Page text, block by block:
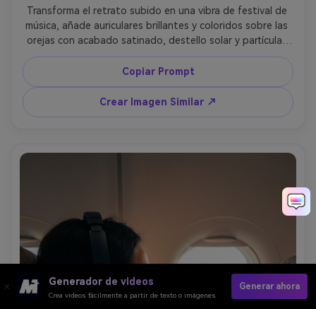
Transforma el retrato subido en una vibra de festival de
música, añade auriculares brillantes y coloridos sobre las
orejas con acabado satinado, destello solar y partículas
de polvo en contraluz, público y luces de escenario
desenfocados, tomada con Sony A1 50mm f/1.2,
encuadre de medio cuerpo, gradación cálida vibrante,
detalle realista de piel y cabello --ar 4:5
Copiar Prompt
Crear Imagen Similar ↗
Generador de videos
Crea videos fácilmente a partir de texto o imágenes
Generar ahora